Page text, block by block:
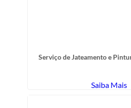
Serviço de Jateamento e
Saiba Mais